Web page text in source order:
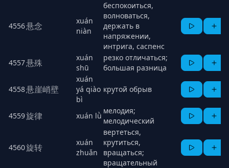
4556悬念
xuán
niàn
беспокоиться,
волноваться,
держать в
напряжении,
интрига, саспенс
4557悬殊
xuán
shū
резко отличаться;
большая разница
4558悬崖峭壁
xuán
yá qiào
bì
крутой обрыв
4559旋律 xuán lǜ
мелодия;
мелодический
4560旋转
xuán
zhuǎn
вертеться,
крутиться,
вращаться;
вращательный